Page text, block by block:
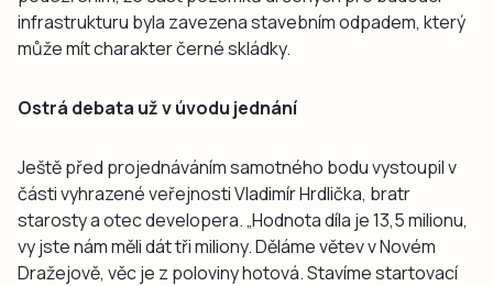
infrastrukturu byla zavezena stavebním odpadem, který
může mít charakter černé skládky.
Ostrá debata už v úvodu jednání
Ještě před projednáváním samotného bodu vystoupil v
části vyhrazené veřejnosti Vladimír Hrdlička, bratr
starosty a otec developera. „Hodnota díla je 13,5 milionu,
vy jste nám měli dát tři miliony. Děláme větev v Novém
Dražejově, věc je z poloviny hotová. Stavíme startovací